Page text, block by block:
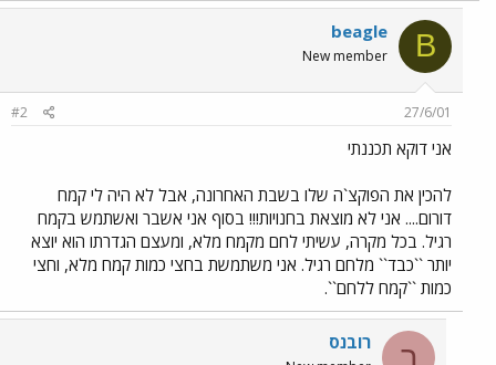
B
beagle
New member
27/6/01
#2
אני דוקא תכננתי
להכין את הפוקצ`ה שלו בשבת האחרונה, אבל לא היה לי קמח
דורום.... אני לא מוצאת בחנויות!!! בסוף אני אשבר ואשתמש בקמח
רגיל. בכל מקרה, עשיתי לחם מקמח מלא, ומעצם הגדרתו הוא יוצא
יותר ``כבד`` מלחם רגיל. אני משתמשת בחצי כמות קמח מלא, וחצי
כמות ``קמח ללחם``.
ר רובנס